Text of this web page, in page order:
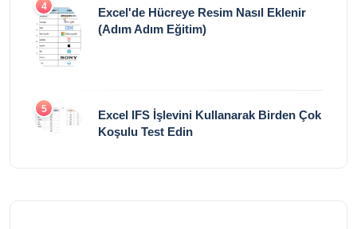
4
Excel'de Hücreye Resim Nasıl Eklenir
(Adım Adım Eğitim)
5
Excel IFS İşlevini Kullanarak Birden Çok
Koşulu Test Edin